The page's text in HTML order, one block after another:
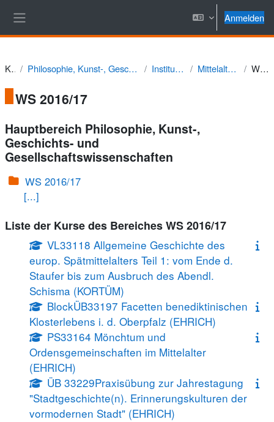
Anmelden
Kurse Philosophie, Kunst-, Geschichts- und Gesellschaftswissenschaften Institut für Geschichte Mittelalterliche Geschichte WS 2016/17
WS 2016/17
Hauptbereich Philosophie, Kunst-,
Geschichts- und
Gesellschaftswissenschaften
WS 2016/17
[...]
Liste der Kurse des Bereiches WS 2016/17
VL33118 Allgemeine Geschichte des
europ. Spätmittelalters Teil 1: vom Ende d.
Staufer bis zum Ausbruch des Abendl.
Schisma (KORTÜM)
BlockÜB33197 Facetten benediktinischen
Klosterlebens i. d. Oberpfalz (EHRICH)
PS33164 Mönchtum und
Ordensgemeinschaften im Mittelalter
(EHRICH)
ÜB 33229Praxisübung zur Jahrestagung
"Stadtgeschichte(n). Erinnerungskulturen der
vormodernen Stadt" (EHRICH)